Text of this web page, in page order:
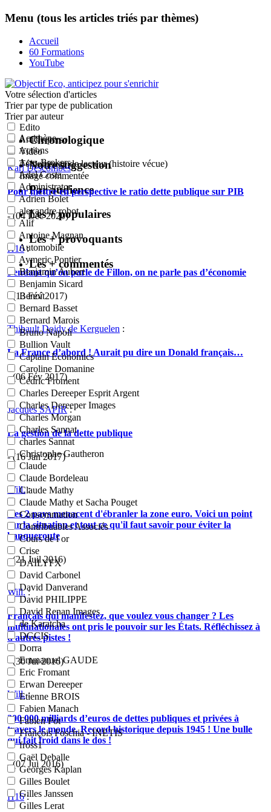
Menu (tous les articles triés par thèmes)
Accueil
60 Formations
YouTube
Votre sélection d'articles
Trier par type de publication
Edito
Article perso
Vidéo
Témoignage de lecteur (histoire vécue)
Image commentée
Trier par auteur
Acrithène
Actions
Actu-Brokers
Adel Costa
Administrator
Adrien Bolet
alexandre robot
Alif
Antoine Magnan
Automobile
Aymeric Pontier
Benjamin Aubert
Benjamin Sicard
Benoît
Bernard Basset
Bernard Marois
Bruno Napoli
Bullion Vault
Captain Economics
Caroline Domanine
Cédric Froment
Charles Dereeper Esprit Argent
Charles Dereeper Images
Charles Morgan
Charles Sannat
charles Sannat
Christophe Gautheron
Claude
Claude Bordeleau
Claude Mathy
Claude Mathy et Sacha Pouget
Consommation
Contribuables Associés
Cours de l or
Crise
DAILYFX
David Carbonel
David Danverand
David PHILIPPE
David Renan Images
de Karatcha
DGCIS
Dorra
Emmanuel GAUDE
Eric Fromant
Erwan Dereeper
Etienne BROIS
Fabien Manach
Fabien Pot
François Foschia - INETIS
fross1
Gaël Deballe
Georges Kaplan
Gilles Boulet
Gilles Janssen
Gilles Lerat
Chronologique
Notre suggestion
Par audience
Les + populaires
Les + provoquants
Les + commentés
Karl Descombes:
Pour mettre en perspective le ratio dette publique sur PIB
- (04 Déc 2020)
H16:
Pendant qu’on parle de Fillon, on ne parle pas d’économie
- (13 Fév 2017)
Thibault Doidy de Kerguelen :
La France d’abord ! Aurait pu dire un Donald français…
- (06 Fév 2017)
Jacques SAPIR:
La gestion de la dette publique
- (16 Jan 2017)
Will.:
Ces 2 pays menacent d'ébranler la zone euro. Voici un point
sur la situation et tout ce qu'il faut savoir pour éviter la
banqueroute
- (21 Juil 2016)
Will.:
Français qui manifestez, que voulez vous changer ? Les
multinationales ont pris le pouvoir sur les États. Réfléchissez à
d'autres pistes !
- (30 Jui 2016)
Will.:
200 000 milliards d’euros de dettes publiques et privées à
travers le monde. Record historique depuis 1945 ! Une bulle
qui fait froid dans le dos !
- (07 Jui 2016)
H16: